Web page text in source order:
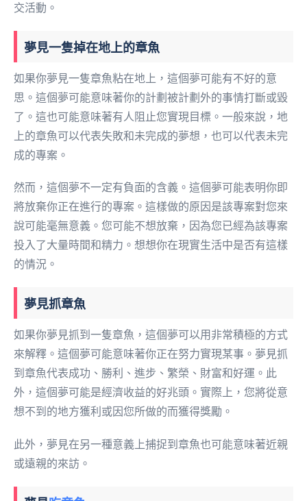
交活動。
夢見一隻掉在地上的章魚
如果你夢見一隻章魚粘在地上，這個夢可能有不好的意
思。這個夢可能意味著你的計劃被計劃外的事情打斷或毀
了。這也可能意味著有人阻止您實現目標。一般來說，地
上的章魚可以代表失敗和未完成的夢想，也可以代表未完
成的專案。
然而，這個夢不一定有負面的含義。這個夢可能表明你即
將放棄你正在進行的專案。這樣做的原因是該專案對您來
說可能毫無意義。您可能不想放棄，因為您已經為該專案
投入了大量時間和精力。想想你在現實生活中是否有這樣
的情況。
夢見抓章魚
如果你夢見抓到一隻章魚，這個夢可以用非常積極的方式
來解釋。這個夢可能意味著你正在努力實現某事。夢見抓
到章魚代表成功、勝利、進步、繁榮、財富和好運。此
外，這個夢可能是經濟收益的好兆頭。實際上，您將從意
想不到的地方獲利或因您所做的而獲得獎勵。
此外，夢見在另一種意義上捕捉到章魚也可能意味著近親
或遠親的來訪。